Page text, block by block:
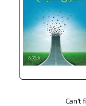
Can't